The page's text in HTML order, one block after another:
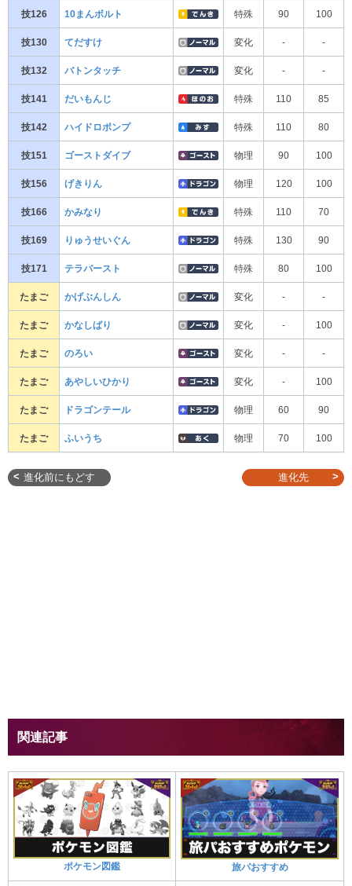
技126 10まんボルト 特殊 90 100
技130 てだすけ 変化 - -
技132 バトンタッチ 変化 - -
技141 だいもんじ 特殊 110 85
技142 ハイドロポンプ 特殊 110 80
技151 ゴーストダイブ 物理 90 100
技156 げきりん 物理 120 100
技166 かみなり 特殊 110 70
技169 りゅうせいぐん 特殊 130 90
技171 テラバースト 特殊 80 100
たまご かげぶんしん 変化 - -
たまご かなしばり 変化 - 100
たまご のろい 変化 - -
たまご あやしいひかり 変化 - 100
たまご ドラゴンテール 物理 60 90
たまご ふいうち 物理 70 100
進化前にもどす 進化先
関連記事
ポケモン図鑑 旅パおすすめ